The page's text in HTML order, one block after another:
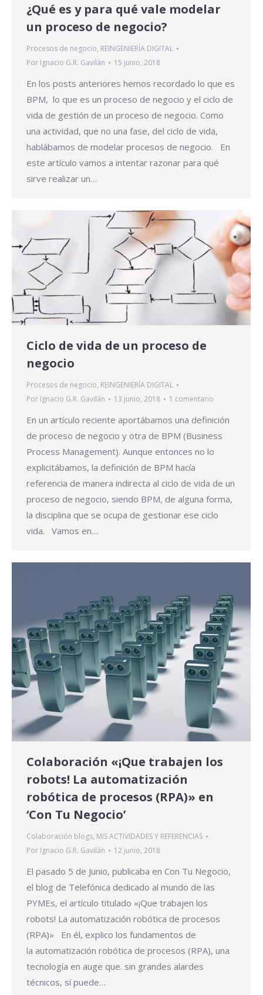
¿Qué es y para qué vale modelar
un proceso de negocio?
Procesos de negocio, REINGENIERÍA DIGITAL
Por Ignacio G.R. Gavilán 15 junio, 2018
En los posts anteriores hemos recordado lo que es
BPM, lo que es un proceso de negocio y el ciclo de
vida de gestión de un proceso de negocio. Como
una actividad, que no una fase, del ciclo de vida,
hablábamos de modelar procesos de negocio. En
este artículo vamos a intentar razonar para qué
sirve realizar un…
Ciclo de vida de un proceso de
negocio
Procesos de negocio, REINGENIERÍA DIGITAL
Por Ignacio G.R. Gavilán 13 junio, 2018 1 comentario
En un artículo reciente aportábamos una definición
de proceso de negocio y otra de BPM (Business
Process Management). Aunque entonces no lo
explicitábamos, la definición de BPM hacía
referencia de manera indirecta al ciclo de vida de un
proceso de negocio, siendo BPM, de alguna forma,
la disciplina que se ocupa de gestionar ese ciclo
vida. Vamos en…
Colaboración «¡Que trabajen los
robots! La automatización
robótica de procesos (RPA)» en
‘Con Tu Negocio’
Colaboración blogs, MIS ACTIVIDADES Y REFERENCIAS
Por Ignacio G.R. Gavilán 12 junio, 2018
El pasado 5 de Junio, publicaba en Con Tu Negocio,
el blog de Telefónica dedicado al mundo de las
PYMEs, el artículo titulado «¡Que trabajen los
robots! La automatización robótica de procesos
(RPA)» En él, explico los fundamentos de
la automatización robótica de procesos (RPA), una
tecnología en auge que. sin grandes alardes
técnicos, sí puede…